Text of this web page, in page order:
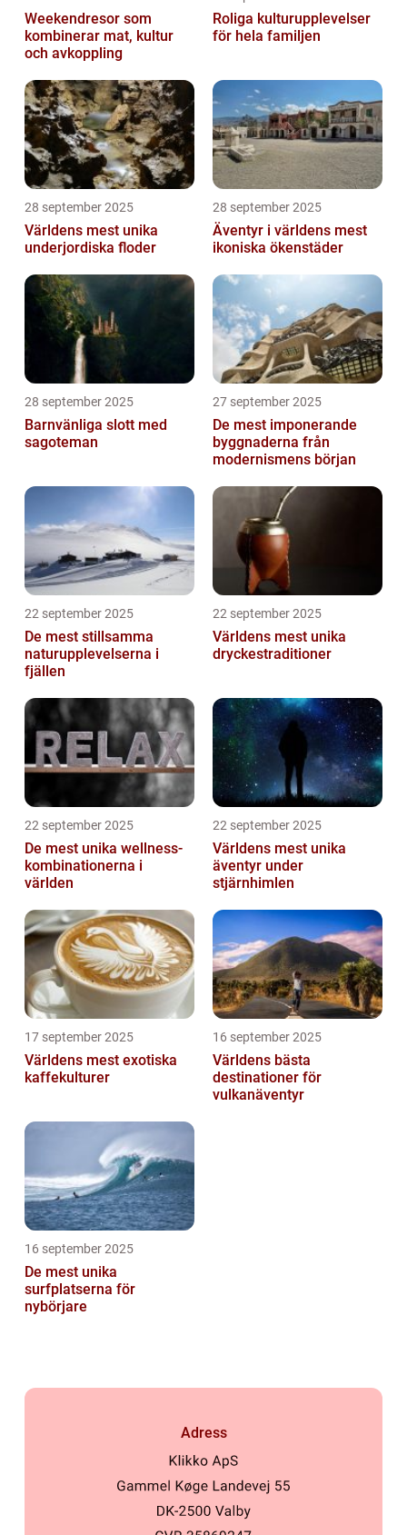
Weekendresor som
kombinerar mat, kultur
och avkoppling
Roliga kulturupplevelser
för hela familjen
28 september 2025
Världens mest unika
underjordiska floder
28 september 2025
Äventyr i världens mest
ikoniska ökenstäder
28 september 2025
Barnvänliga slott med
sagoteman
27 september 2025
De mest imponerande
byggnaderna från
modernismens början
22 september 2025
De mest stillsamma
naturupplevelserna i
fjällen
22 september 2025
Världens mest unika
dryckestraditioner
22 september 2025
De mest unika wellness-
kombinationerna i
världen
22 september 2025
Världens mest unika
äventyr under
stjärnhimlen
17 september 2025
Världens mest exotiska
kaffekulturer
16 september 2025
Världens bästa
destinationer för
vulkanäventyr
16 september 2025
De mest unika
surfplatserna för
nybörjare
Adress